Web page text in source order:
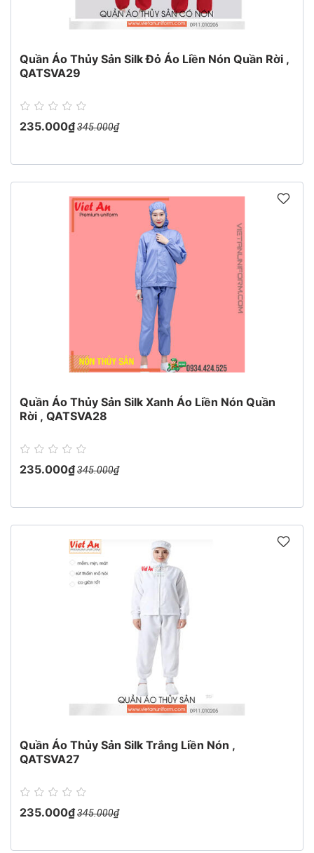
Quần Áo Thủy Sản Silk Đỏ Áo Liền Nón Quần Rời ,
QATSVA29
235.000₫345.000₫
Quần Áo Thủy Sản Silk Xanh Áo Liền Nón Quần
Rời , QATSVA28
235.000₫345.000₫
Quần Áo Thủy Sản Silk Trắng Liền Nón ,
QATSVA27
235.000₫345.000₫